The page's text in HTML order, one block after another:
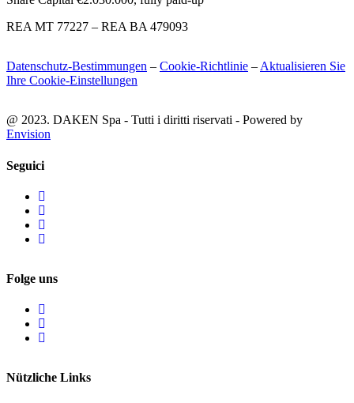
REA MT 77227 – REA BA 479093
Datenschutz-Bestimmungen – Cookie-Richtlinie – Aktualisieren Sie
Ihre Cookie-Einstellungen
@ 2023. DAKEN Spa - Tutti i diritti riservati - Powered by
Envision
Seguici
Folge uns
Nützliche Links